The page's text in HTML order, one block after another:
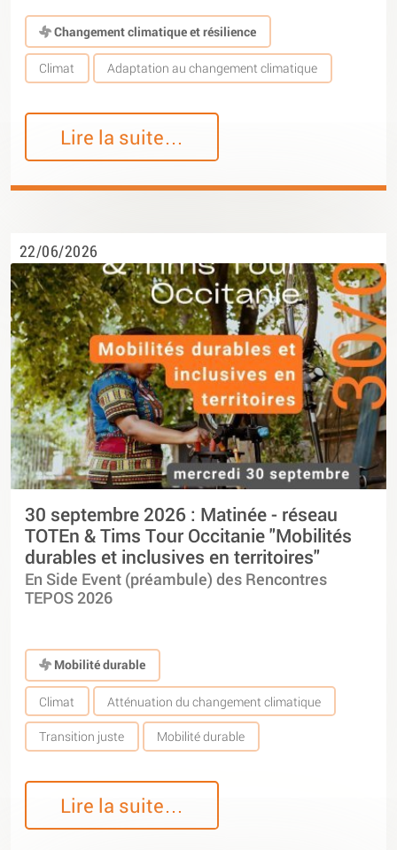
Changement climatique et résilience
Climat Adaptation au changement climatique
Lire la suite…
22/06/2026
30 septembre 2026 : Matinée - réseau
TOTEn & Tims Tour Occitanie "Mobilités
durables et inclusives en territoires"
En Side Event (préambule) des Rencontres
TEPOS 2026
Mobilité durable
Climat Atténuation du changement climatique
Transition juste Mobilité durable
Lire la suite…